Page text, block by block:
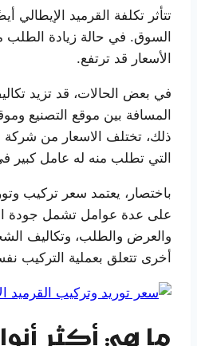
تتأثر تكلفة القرميد
السوق. في حالة زيادة الطلب
الأسعار قد ترتفع.
في بعض الحالات، قد تزيد
المسافة بين موقع التصنيع
ذلك، تختلف الاسعار من شركة
التي تطلب منه له عامل كبير
باختصار، يعتمد سعر تركيب
على عدة عوامل تشمل جودة
والعرض والطلب، وتكاليف
أخرى تتعلق بعملية التركيب
ما هي أكثر